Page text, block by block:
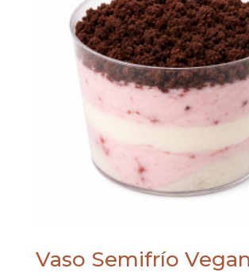
Vaso Semifrío